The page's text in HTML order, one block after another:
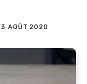
AOÛT 2020